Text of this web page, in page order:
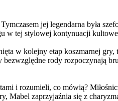
jej legendarna była
w tej stylowej kontynuacji
w kolejny etap koszmarnej
rody rozpoczynają
i rozumieli, co mówią?
Mabel zaprzyjaźnia się z